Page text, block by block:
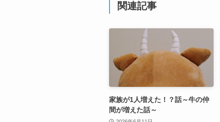
関連記事
家族が1人増えた！？話～牛の仲
間が増えた話～